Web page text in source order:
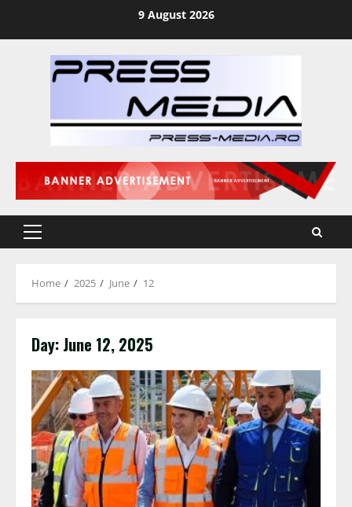
9 August 2026
Primary
Home 2025 June 12
Day: June 12, 2025